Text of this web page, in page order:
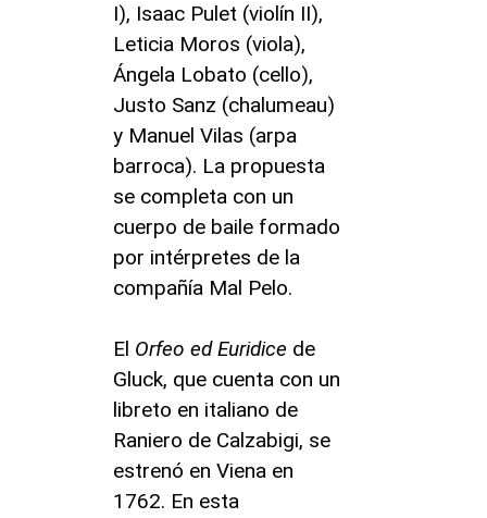
I), Isaac Pulet (violín II),
Leticia Moros (viola),
Ángela Lobato (cello),
Justo Sanz (chalumeau)
y Manuel Vilas (arpa
barroca). La propuesta
se completa con un
cuerpo de baile formado
por intérpretes de la
compañía Mal Pelo.
El Orfeo ed Euridice de
Gluck, que cuenta con un
libreto en italiano de
Raniero de Calzabigi, se
estrenó en Viena en
1762. En esta